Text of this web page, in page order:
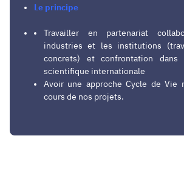
Le principe
Travailler en partenariat
industries et les institutions
concrets) et confrontation dans
scientifique internationale
Avoir une approche Cycle de Vie
cours de nos projets.